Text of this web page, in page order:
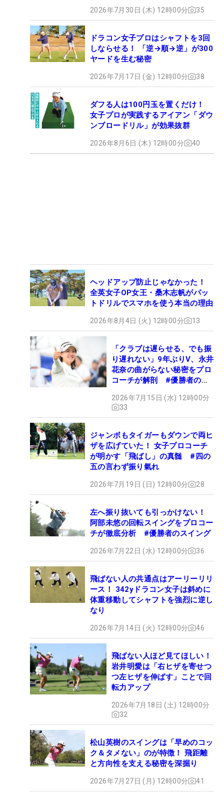
2026年7月30日 (木) 12時00分 35
ドラコン女子プロはシャフトを3回
しならせる！ 「逆→順→逆」が300
ヤードを生む秘密
2026年7月17日 (金) 12時00分 38
ダフる人は100円玉を置くだけ！
女子プロが実践するアイアン「ダウ
ンブロードリル」が効果抜群
2026年8月6日 (木) 12時00分 40
ヘッドアップ防止じゃなかった！
全英女子OP女王・桑木志帆がパッ
トドリルでスマホを使う本当の理由
2026年8月4日 (火) 12時00分 13
「クラブは遅らせる、でも振
り遅れない」9年ぶりV、永井
花奈の曲がらない秘密をプロ
コーチが解剖 #優勝者のス
2026年7月15日 (水) 12時00分
33
ジャンボもタイガーもダウンで両ヒ
ザを広げていた！ 女子プロコーチ
が明かす「飛ばし」の真髄 #四の
五の言わず振り氣れ
2026年7月19日 (日) 12時00分 28
左へ振り抜いても引っかけない！
阿部未悠の回転スイングをプロコー
チが徹底分析 #優勝者のスイング
2026年7月22日 (水) 12時00分 36
飛ばない人の共通点はアーリーリリ
ース！ 342yドラコン女子は斜めに
体重移動してシャフトを強烈に逆し
なり
2026年7月14日 (火) 12時00分 46
飛ばない人ほど見てほしい！
岩井明愛は「右ヒザを寄せつ
つ左ヒザを伸ばす」ことで回
転力アップ
2026年7月18日 (土) 12時00分
32
松山英樹のスイングは「早めのコッ
ク＆タメない」のが特徴！ 飛距離
と方向性を支える秘密を深掘り
2026年7月27日 (月) 12時00分 41